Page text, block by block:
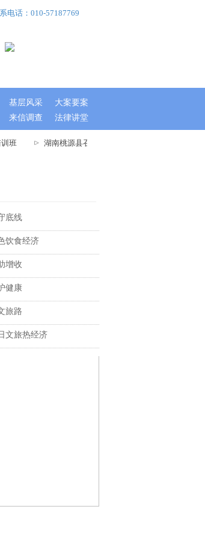
班 湖南桃源县召开文明城市指数测评迎检工作大会
来信调查 法律讲堂
电话：010-57187769
基层风采 大案要案
底线
饮食经济
增收
健康
旅路
文旅热经济